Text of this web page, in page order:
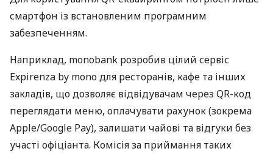
смартфон із встановленим програмним
забезпеченням.
Наприклад, monobank розробив цілий сервіс
Expirenza by mono для ресторанів, кафе та інших
закладів, що дозволяє відвідувачам через QR-код
переглядати меню, оплачувати рахунок (зокрема
Apple/Google Pay), залишати чайові та відгуки без
участі офіціанта. Комісія за приймання таких